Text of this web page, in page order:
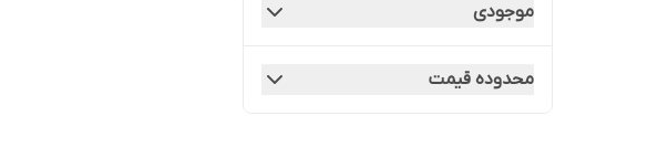
موجودی
محدوده قیمت